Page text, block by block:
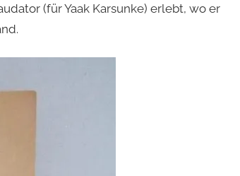
(für Yaak Karsunke) erlebt, wo er